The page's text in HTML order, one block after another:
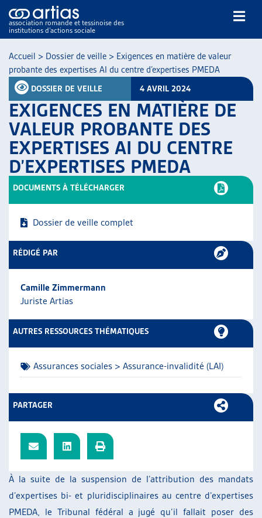
association romande et tessinoise des
institutions d’actions sociale
NOS PUBLICATIONS
ARTICLES
DOSSIERS DU MOIS
VEILLE
THÉMATIQUES
GUIDE SOCIAL ROMAND
AUTRES
L’ASSOCIATION
PROJETS ET ACTIVITÉS
JOURNÉES D’AUTOMNE
Accueil > Dossier de veille > Exigences en matière de valeur
probante des expertises AI du centre d’expertises PMEDA
DOSSIER DE VEILLE 4 AVRIL 2024
EXIGENCES EN MATIÈRE DE
VALEUR PROBANTE DES
EXPERTISES AI DU CENTRE
D’EXPERTISES PMEDA
À la suite de la suspension de l’attribution des mandats
d’expertises bi- et pluridisciplinaires au centre d’expertises
PMEDA, le Tribunal fédéral a jugé qu’il fallait poser des
DOCUMENTS À TÉLÉCHARGER
Dossier de veille complet
RÉDIGÉ PAR
Camille Zimmermann
Juriste Artias
AUTRES RESSOURCES THÉMATIQUES
Assurances sociales > Assurance-invalidité (LAI)
PARTAGER